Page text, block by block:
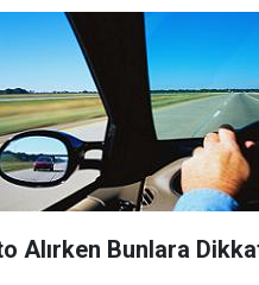
Alırken Bunlara